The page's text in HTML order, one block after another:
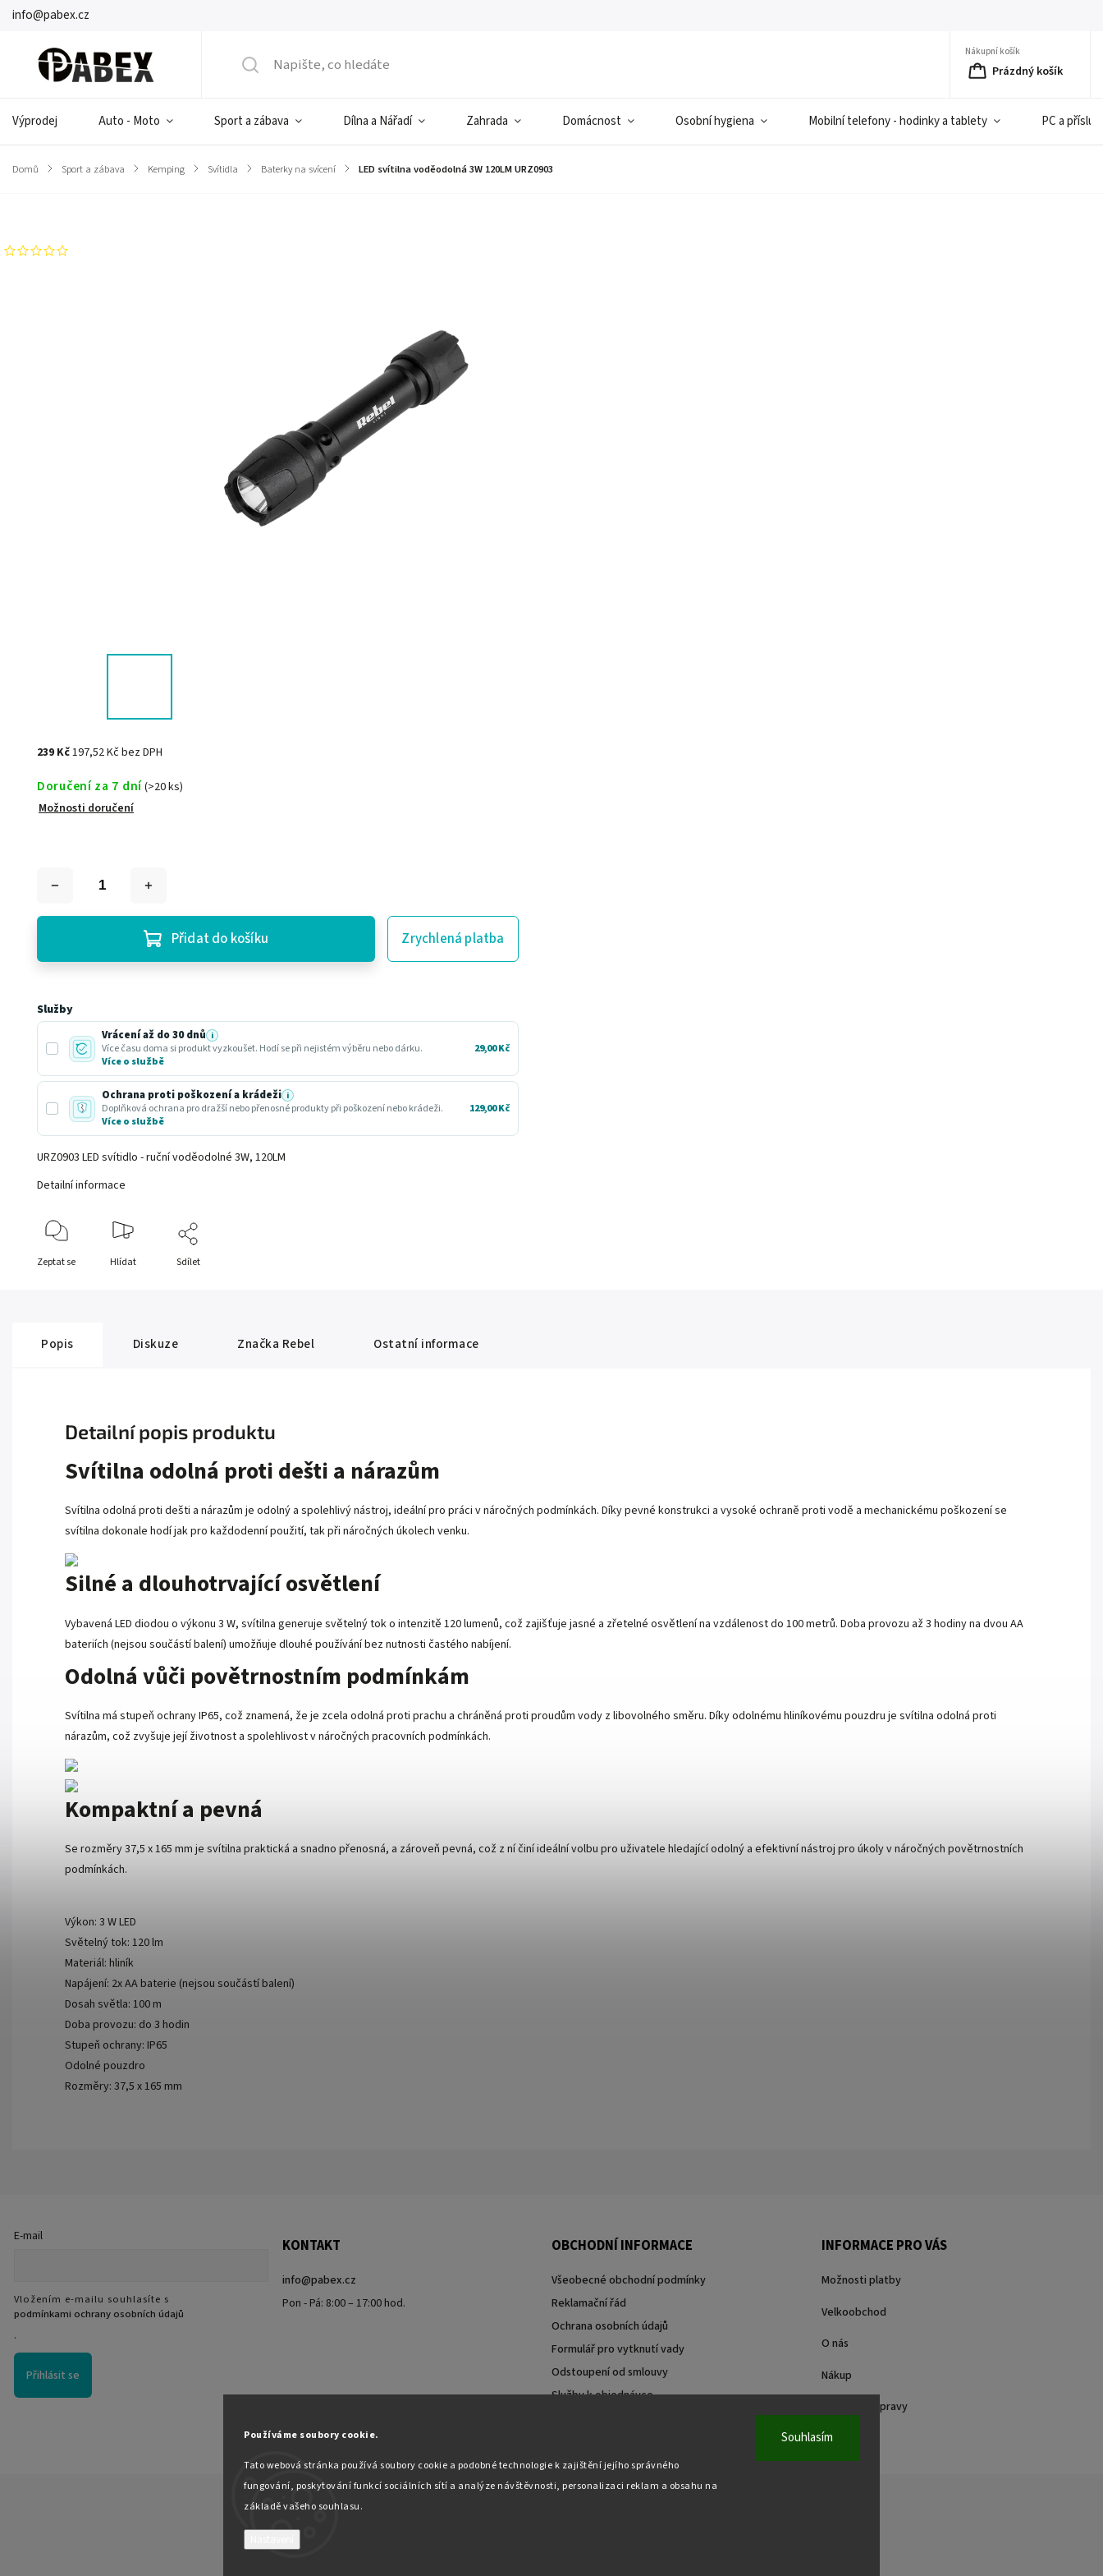
Používáme soubory cookie.
Tato webová stránka používá soubory cookie a podobné technologie k zajištění jejího správného
fungování, poskytování funkcí sociálních sítí a analýze návštěvnosti, personalizaci reklam a obsahu na
základě vašeho souhlasu.
Souhlasím
info@pabex.cz
Nákupní košík
Prázdný košík
Výprodej Auto - Moto Sport a zábava Dílna a Nářadí Zahrada Domácnost Osobní hygiena Mobilní telefony - hodinky a tablety PC a
Domů / Sport a zábava / Kemping / Svítidla / Baterky na svícení / LED svítilna voděodolná 3W 120LM URZ0903
239 Kč197,52 Kč bez DPH
Doručení za 7 dní(>20 ks)
Možnosti doručení
Přidat do košíku Zrychlená platba
Služby
Vrácení až do 30 dnů i
Více času doma si produkt vyzkoušet. Hodí se při nejistém výběru nebo dárku.
Více o službě
29,00 Kč
Ochrana proti poškození a krádeži i
Doplňková ochrana pro dražší nebo přenosné produkty při poškození nebo krádeži.
Více o službě
129,00 Kč
URZ0903 LED svítidlo - ruční voděodolné 3W, 120LM
Detailní informace
Zeptat se Hlídat Sdílet
Popis Diskuze Značka Rebel Ostatní informace
Detailní popis produktu
Svítilna odolná proti dešti a nárazům
Svítilna odolná proti dešti a nárazům je odolný a spolehlivý nástroj, ideální pro práci v náročných podmínkách. Díky pevné konstrukci a vysoké ochraně proti vodě a mechanickému poškození se
svítilna dokonale hodí jak pro každodenní použití, tak při náročných úkolech venku.
Silné a dlouhotrvající osvětlení
Vybavená LED diodou o výkonu 3 W, svítilna generuje světelný tok o intenzitě 120 lumenů, což zajišťuje jasné a zřetelné osvětlení na vzdálenost do 100 metrů. Doba provozu až 3 hodiny na dvou AA
bateriích (nejsou součástí balení) umožňuje dlouhé používání bez nutnosti častého nabíjení.
Odolná vůči povětrnostním podmínkám
Svítilna má stupeň ochrany IP65, což znamená, že je zcela odolná proti prachu a chráněná proti proudům vody z libovolného směru. Díky odolnému hliníkovému pouzdru je svítilna odolná proti
nárazům, což zvyšuje její životnost a spolehlivost v náročných pracovních podmínkách.
Kompaktní a pevná
Se rozměry 37,5 x 165 mm je svítilna praktická a snadno přenosná, a zároveň pevná, což z ní činí ideální volbu pro uživatele hledající odolný a efektivní nástroj pro úkoly v náročných povětrnostních
podmínkách.
Výkon: 3 W LED
Světelný tok: 120 lm
Materiál: hliník
Napájení: 2x AA baterie (nejsou součástí balení)
Dosah světla: 100 m
Doba provozu: do 3 hodin
Stupeň ochrany: IP65
Odolné pouzdro
Rozměry: 37,5 x 165 mm
E-mail
Vložením e-mailu souhlasíte s
podmínkami ochrany osobních údajů
.
Přihlásit se
KONTAKT
info@pabex.cz
Pon - Pá: 8:00 – 17:00 hod.
OBCHODNÍ INFORMACE
Všeobecné obchodní podmínky
Reklamační řád
Ochrana osobních údajů
Formulář pro vytknutí vady
Odstoupení od smlouvy
Služby k objednávce
INFORMACE PRO VÁS
Možnosti platby
Velkoobchod
O nás
Nákup
Způsoby dopravy